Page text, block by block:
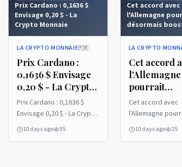
Prix ​​​​Cardano : 0,1636 $
Envisage 0,20 $ - La
Crypto Monnaie
LA CRYPTO MONNAIE🇫🇷
Prix ​​​​Cardano :
0,1636 $ Envisage
0,20 $ - La Crypto
Monnaie
Prix ​​​​Cardano : 0,1636 $
Envisage 0,20 $ - La Crypto
Monnaie
10 days ago 35
Cet accord avec
l'Allemagne
désormais
Cardano - La
Monnaie
LA CRYPTO
Cet accord
l'Allemagne
pourrait
désormais
Cardano -
Crypto
Cet accord avec
l'Allemagne
désormais booster
10 days ago 25